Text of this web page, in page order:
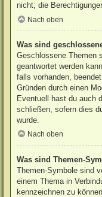
nicht; die
Nach oben
Was sind
Geschlossene Themen
geantwortet werden
falls vorhanden,
Gründen durch einen
Eventuell hast du auch
schließen, sofern dies
wurde.
Nach oben
Was sind Themen-
Themen-Symbole sind
einem Thema in
kennzeichnen zu